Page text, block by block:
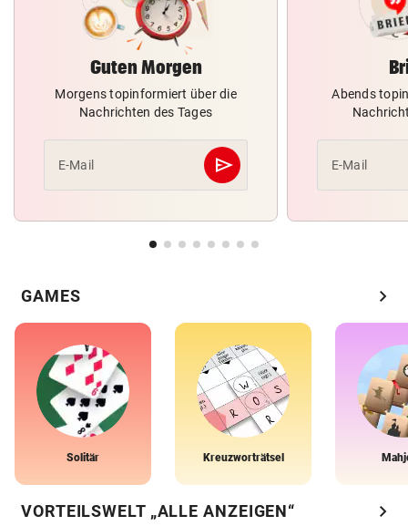
Guten Morgen
Morgens topinformiert über die
Nachrichten des Tages
E-Mail send
Abschicken
Abends
E-Mail
GAMES chevron_right
Solitär Kreuzworträtsel
VORTEILSWELT „ALLE ANZEIGEN“ chevron_right